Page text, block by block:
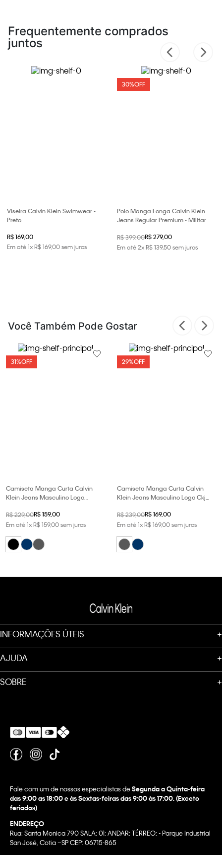
Frequentemente comprados
juntos
Viseira Calvin Klein Swimwear -
Preto
R$ 169,00
Em até1xR$169,00sem juros
30%OFF
Polo Manga Longa Calvin Klein
Jeans Regular Premium - Militar
R$ 399,00R$ 279,00
Em até2xR$139,50sem juros
Você Também Pode Gostar
31%OFF
Camiseta Manga Curta Calvin
Klein Jeans Masculino Logo
R$229,00R$159,00
Em até1xR$159,00sem juros
29%OFF
Camiseta Manga Curta Calvin
Klein Jeans Masculino Logo Ckj
R$239,00R$169,00
Em até1xR$169,00sem juros
INFORMAÇÕES ÚTEIS +
AJUDA +
SOBRE +
Fale com um de nossos especialistas deSegunda a Quinta-feira
das 9:00 as 18:00 e às Sextas-feiras das 9:00 às 17:00. (Exceto
feriados)
ENDEREÇO
Rua: Santa Monica 790 SALA: 01; ANDAR: TÉRREO; - Parque Industrial
San José, Cotia –SP CEP: 06715-865